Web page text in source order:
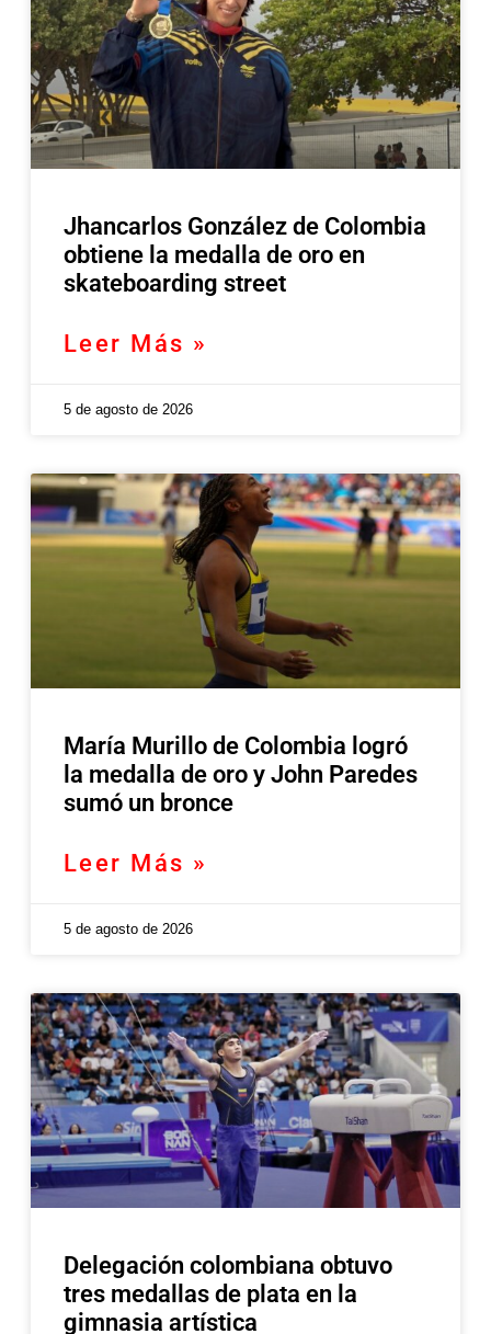
Jhancarlos González de Colombia
obtiene la medalla de oro en
skateboarding street
Leer Más »
5 de agosto de 2026
María Murillo de Colombia logró
la medalla de oro y John Paredes
sumó un bronce
Leer Más »
5 de agosto de 2026
Delegación colombiana obtuvo
tres medallas de plata en la
gimnasia artística